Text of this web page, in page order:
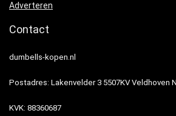
Adverteren
Contact
dumbells-kopen.nl
Postadres: Lakenvelder 3 5507KV Veldhoven
KVK: 88360687